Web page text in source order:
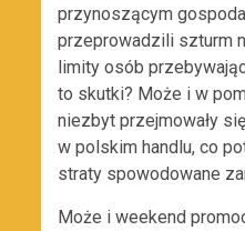
przynoszącym
przeprowadzili szturm
limity osób
to skutki? Może i w
niezbyt przejmowały
w polskim handlu, co
straty spowodowane
Może i weekend